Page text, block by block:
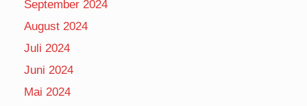
September 2024
August 2024
Juli 2024
Juni 2024
Mai 2024